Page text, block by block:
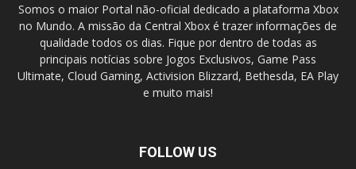
Somos o maior Portal não-oficial dedicado a plataforma Xbox
no Mundo. A missão da Central Xbox é trazer informações de
qualidade todos os dias. Fique por dentro de todas as
principais notícias sobre Jogos Exclusivos, Game Pass
Ultimate, Cloud Gaming, Activision Blizzard, Bethesda, EA Play
e muito mais!
FOLLOW US